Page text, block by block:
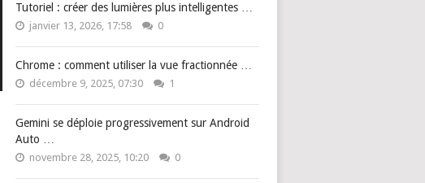
Tutoriel : créer des lumières plus intelligentes …
janvier 13, 2026, 17:58 0
Chrome : comment utiliser la vue fractionnée …
décembre 9, 2025, 07:30 1
Gemini se déploie progressivement sur Android
Auto …
novembre 28, 2025, 10:20 0